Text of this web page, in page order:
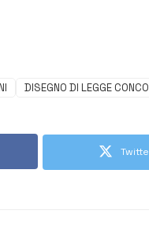
DISEGNO DI LEGGE